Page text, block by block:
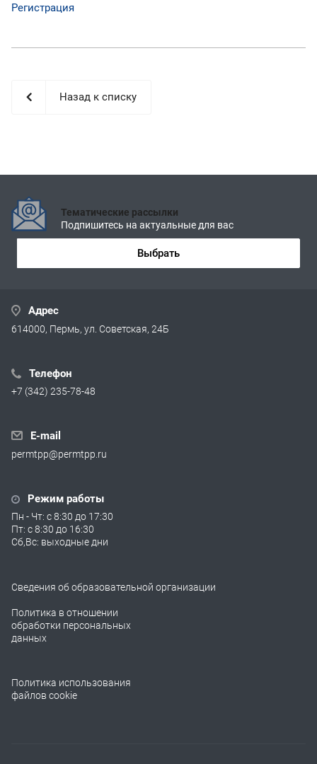
Регистрация
Назад к списку
Тематические рассылки
Подпишитесь на актуальные для вас
Выбрать
Адрес
614000, Пермь, ул. Советская, 24Б
Телефон
+7 (342) 235-78-48
E-mail
permtpp@permtpp.ru
Режим работы
Пн - Чт: с 8:30 до 17:30
Пт: с 8:30 до 16:30
Сб,Вс: выходные дни
Сведения об образовательной организации
Политика в отношении
обработки персональных
данных
Политика использования
файлов cookie